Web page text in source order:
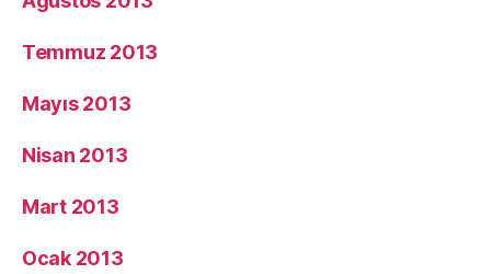
Temmuz 2013
Mayıs 2013
Nisan 2013
Mart 2013
Ocak 2013